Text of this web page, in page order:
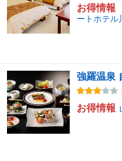
お得情報
ートホテル
強羅温泉
お得情報